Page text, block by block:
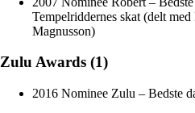
Tempelriddernes skat (delt
Magnusson)
Zulu Awards (1)
2016 Nominee Zulu – Bedste